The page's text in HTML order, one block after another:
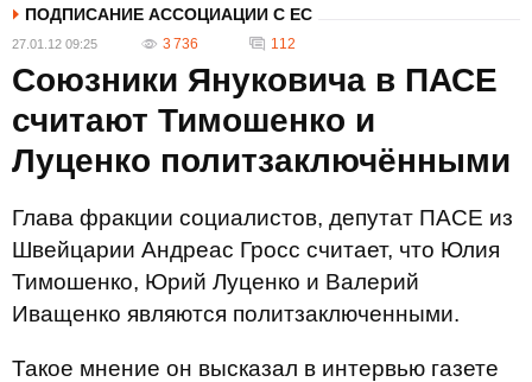
ПОДПИСАНИЕ АССОЦИАЦИИ С ЕС
27.01.12 09:25 3 736 112
Союзники Януковича в ПАСЕ
считают Тимошенко и
Луценко политзаключёнными
Глава фракции социалистов, депутат ПАСЕ из
Швейцарии Андреас Гросс считает, что Юлия
Тимошенко, Юрий Луценко и Валерий
Иващенко являются политзаключенными.
Такое мнение он высказал в интервью газете